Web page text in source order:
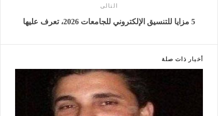
التالى
5 مزايا للتنسيق الإلكتروني للجامعات 2026، تعرف عليها
أخبار ذات صلة